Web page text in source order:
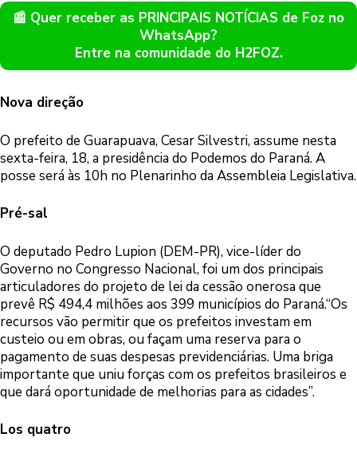
📰 Quer receber as PRINCIPAIS NOTÍCIAS de Foz no
WhatsApp?
Entre na comunidade do H2FOZ.
Nova direção
O prefeito de Guarapuava, Cesar Silvestri, assume nesta
sexta-feira, 18, a presidência do Podemos do Paraná. A
posse será às 10h no Plenarinho da Assembleia Legislativa.
Pré-sal
O deputado Pedro Lupion (DEM-PR), vice-líder do
Governo no Congresso Nacional, foi um dos principais
articuladores do projeto de lei da cessão onerosa que
prevê R$ 494,4 milhões aos 399 municípios do Paraná.“Os
recursos vão permitir que os prefeitos investam em
custeio ou em obras, ou façam uma reserva para o
pagamento de suas despesas previdenciárias. Uma briga
importante que uniu forças com os prefeitos brasileiros e
que dará oportunidade de melhorias para as cidades”.
Los quatro